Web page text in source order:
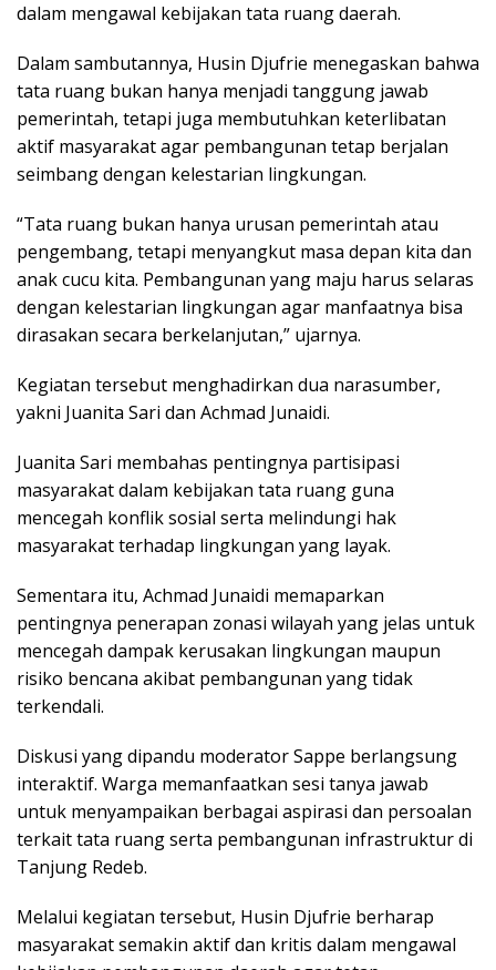
dalam mengawal kebijakan tata ruang daerah.
Dalam sambutannya, Husin Djufrie menegaskan bahwa
tata ruang bukan hanya menjadi tanggung jawab
pemerintah, tetapi juga membutuhkan keterlibatan
aktif masyarakat agar pembangunan tetap berjalan
seimbang dengan kelestarian lingkungan.
“Tata ruang bukan hanya urusan pemerintah atau
pengembang, tetapi menyangkut masa depan kita dan
anak cucu kita. Pembangunan yang maju harus selaras
dengan kelestarian lingkungan agar manfaatnya bisa
dirasakan secara berkelanjutan,” ujarnya.
Kegiatan tersebut menghadirkan dua narasumber,
yakni Juanita Sari dan Achmad Junaidi.
Juanita Sari membahas pentingnya partisipasi
masyarakat dalam kebijakan tata ruang guna
mencegah konflik sosial serta melindungi hak
masyarakat terhadap lingkungan yang layak.
Sementara itu, Achmad Junaidi memaparkan
pentingnya penerapan zonasi wilayah yang jelas untuk
mencegah dampak kerusakan lingkungan maupun
risiko bencana akibat pembangunan yang tidak
terkendali.
Diskusi yang dipandu moderator Sappe berlangsung
interaktif. Warga memanfaatkan sesi tanya jawab
untuk menyampaikan berbagai aspirasi dan persoalan
terkait tata ruang serta pembangunan infrastruktur di
Tanjung Redeb.
Melalui kegiatan tersebut, Husin Djufrie berharap
masyarakat semakin aktif dan kritis dalam mengawal